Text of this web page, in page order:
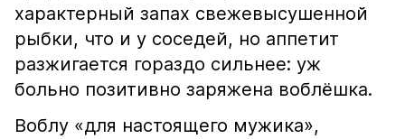
характерный запах свежевысушенной
рыбки, что и у соседей, но аппетит
разжигается гораздо сильнее: уж
больно позитивно заряжена воблёшка.
Воблу «для настоящего мужика»,